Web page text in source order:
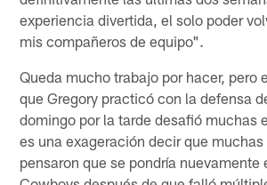
experiencia divertida, el solo poder
mis compañeros de equipo".
Queda mucho trabajo por hacer, pero
que Gregory practicó con la defensa
domingo por la tarde desafió muchas
es una exageración decir que
pensaron que se pondría nuevamente